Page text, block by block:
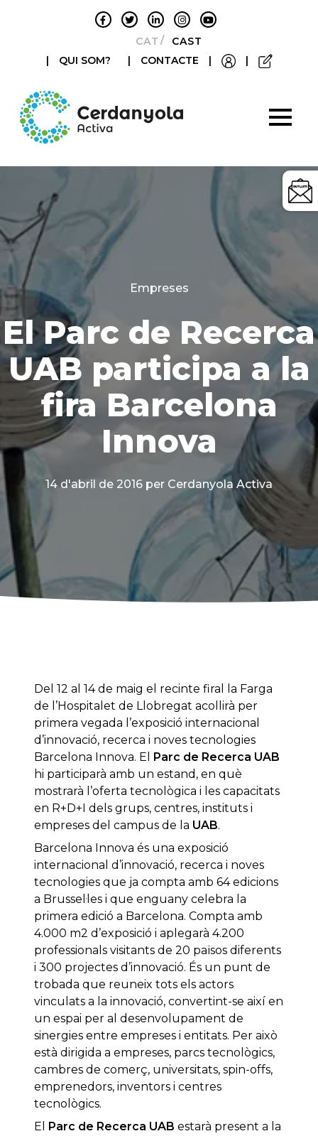
CATALÀCASTELLANO
|
QUI SOM? | CONTACTE | |
Categories
Empreses
El Parc de Recerca
UAB participa a la
fira Barcelona
Innova
14 d'abril de 2016 per Cerdanyola Activa
Del 12 al 14 de maig el recinte firal la Farga
de l’Hospitalet de Llobregat acollirà per
primera vegada l’exposició internacional
d’innovació, recerca i noves tecnologies
Barcelona Innova. El Parc de Recerca UAB
hi participarà amb un estand, en què
mostrarà l’oferta tecnològica i les capacitats
en R+D+I dels grups, centres, instituts i
empreses del campus de la UAB.
Barcelona Innova és una exposició
internacional d’innovació, recerca i noves
tecnologies que ja compta amb 64 edicions
a Brussel·les i que enguany celebra la
primera edició a Barcelona. Compta amb
4.000 m2 d’exposició i aplegarà 4.200
professionals visitants de 20 països diferents
i 300 projectes d’innovació. És un punt de
trobada que reuneix tots els actors
vinculats a la innovació, convertint-se així en
un espai per al desenvolupament de
sinergies entre empreses i entitats. Per això
està dirigida a empreses, parcs tecnològics,
cambres de comerç, universitats, spin-offs,
emprenedors, inventors i centres
tecnològics.
El Parc de Recerca UAB estarà present a la